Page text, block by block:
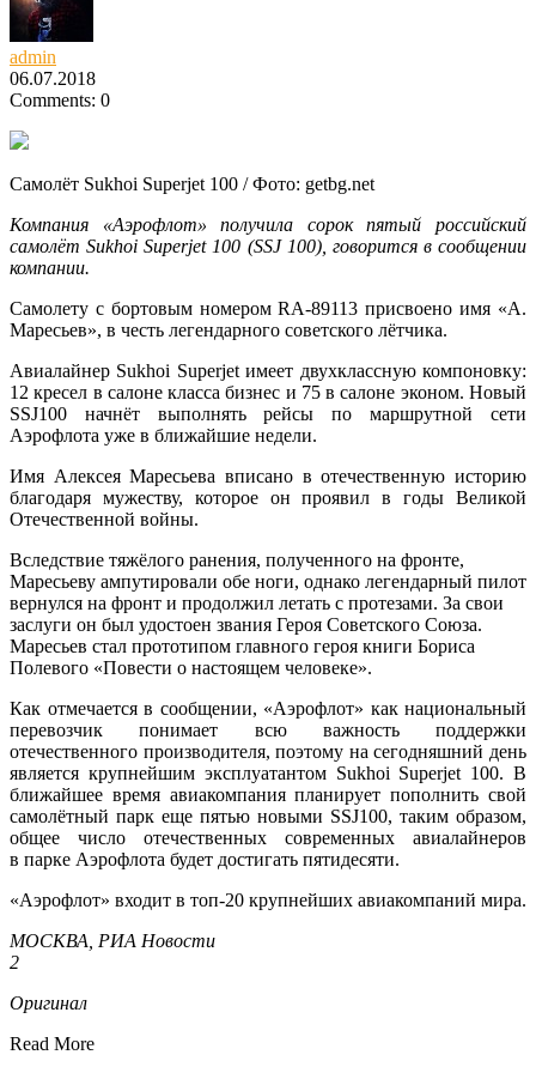
admin
06.07.2018
Comments: 0
Самолёт Sukhoi Superjet 100 / Фото: getbg.net
Компания «Аэрофлот» получила сорок пятый российский
самолёт Sukhoi Superjet 100 (SSJ 100), говорится в сообщении
компании.
Самолету с бортовым номером RA-89113 присвоено имя «А.
Маресьев», в честь легендарного советского лётчика.
Авиалайнер Sukhoi Superjet имеет двухклассную компоновку:
12 кресел в салоне класса бизнес и 75 в салоне эконом. Новый
SSJ100 начнёт выполнять рейсы по маршрутной сети
Аэрофлота уже в ближайшие недели.
Имя Алексея Маресьева вписано в отечественную историю
благодаря мужеству, которое он проявил в годы Великой
Отечественной войны.
Вследствие тяжёлого ранения, полученного на фронте,
Маресьеву ампутировали обе ноги, однако легендарный пилот
вернулся на фронт и продолжил летать с протезами. За свои
заслуги он был удостоен звания Героя Советского Союза.
Маресьев стал прототипом главного героя книги Бориса
Полевого «Повести о настоящем человеке».
Как отмечается в сообщении, «Аэрофлот» как национальный
перевозчик понимает всю важность поддержки
отечественного производителя, поэтому на сегодняшний день
является крупнейшим эксплуатантом Sukhoi Superjet 100. В
ближайшее время авиакомпания планирует пополнить свой
самолётный парк еще пятью новыми SSJ100, таким образом,
общее число отечественных современных авиалайнеров
в парке Аэрофлота будет достигать пятидесяти.
«Аэрофлот» входит в топ-20 крупнейших авиакомпаний мира.
МОСКВА, РИА Новости
2
Оригинал
Read More